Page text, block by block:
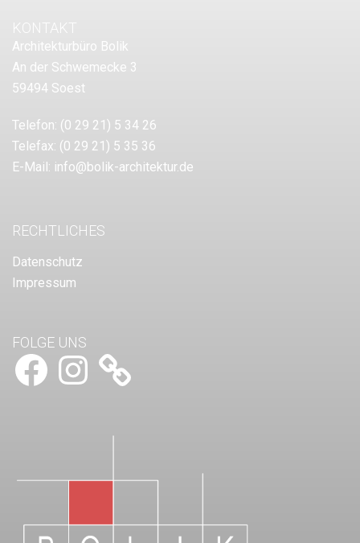
KONTAKT
Architekturbüro Bolik
An der Schwemecke 3
59494 Soest
Telefon: (0 29 21) 5 34 26
Telefax: (0 29 21) 5 35 36
E-Mail: info@bolik-architektur.de
RECHTLICHES
Datenschutz
Impressum
FOLGE UNS
FacebookInstagram